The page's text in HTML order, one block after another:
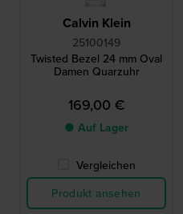
Calvin Klein
25100149
Twisted Bezel 24 mm Oval
Damen Quarzuhr
169,00 €
● Auf Lager
Vergleichen
Produkt ansehen